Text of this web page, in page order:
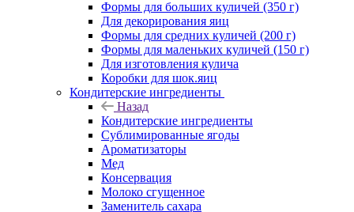
Формы для больших куличей (350 г)
Для декорирования яиц
Формы для средних куличей (200 г)
Формы для маленьких куличей (150 г)
Для изготовления кулича
Коробки для шок.яиц
Кондитерские ингредиенты
Назад
Кондитерские ингредиенты
Сублимированные ягоды
Ароматизаторы
Мед
Консервация
Молоко сгущенное
Заменитель сахара